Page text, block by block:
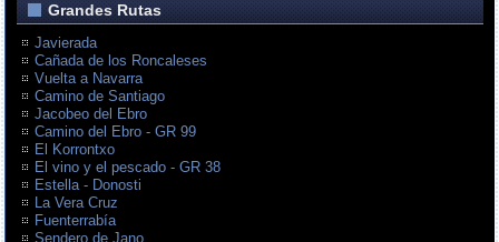
Grandes Rutas
Javierada
Cañada de los Roncaleses
Vuelta a Navarra
Camino de Santiago
Jacobeo del Ebro
Camino del Ebro - GR 99
El Korrontxo
El vino y el pescado - GR 38
Estella - Donosti
La Vera Cruz
Fuenterrabía
Sendero de Jano